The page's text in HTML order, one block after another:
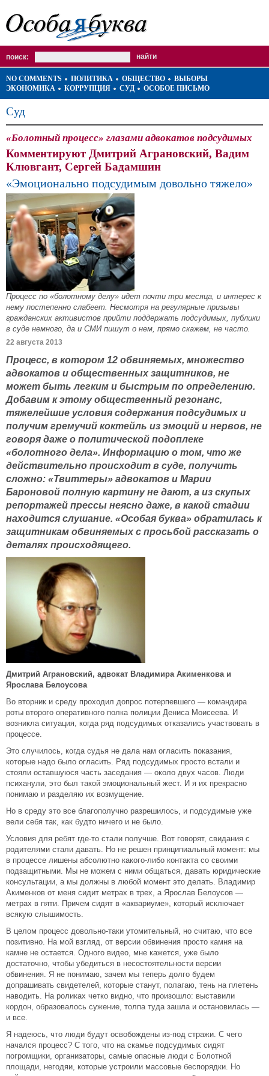
поиск:
NO COMMENTS ПОЛИТИКА ОБЩЕСТВО
ВЫБОРЫ
ЭКОНОМИКА
КОРРУПЦИЯ СУД ОСОБОЕ ПИСЬМО
Суд
«Болотный процесс» глазами адвокатов подсудимых
Комментируют Дмитрий Аграновский, Вадим
Клювгант, Сергей Бадамшин
«Эмоционально подсудимым довольно тяжело»
Процесс по «болотному делу» идет почти три месяца, и интерес к
нему постепенно слабеет. Несмотря на регулярные призывы
гражданских активистов прийти поддержать подсудимых, публики
в суде немного, да и СМИ пишут о нем, прямо скажем, не часто.
22 августа 2013
Процесс, в котором 12 обвиняемых, множество
адвокатов и общественных защитников, не
может быть легким и быстрым по определению.
Добавим к этому общественный резонанс,
тяжелейшие условия содержания подсудимых и
получим гремучий коктейль из эмоций и нервов, не
говоря даже о политической подоплеке
«болотного дела». Информацию о том, что же
действительно происходит в суде, получить
сложно: «Твиттеры» адвокатов и Марии
Бароновой полную картину не дают, а из скупых
репортажей прессы неясно даже, в какой стадии
находится слушание. «Особая буква» обратилась к
защитникам обвиняемых с просьбой рассказать о
деталях происходящего.
Дмитрий Аграновский, адвокат Владимира Акименкова и
Ярослава Белоусова
Во вторник и среду проходил допрос потерпевшего — командира
роты второго оперативного полка полиции Дениса Моисеева. И
возникла ситуация, когда ряд подсудимых отказались участвовать в
процессе.
Это случилось, когда судья не дала нам огласить показания,
которые надо было огласить. Ряд подсудимых просто встали и
стояли оставшуюся часть заседания — около двух часов. Люди
психанули, это был такой эмоциональный жест. И я их прекрасно
понимаю и разделяю их возмущение.
Но в среду это все благополучно разрешилось, и подсудимые уже
вели себя так, как будто ничего и не было.
Условия для ребят где-то стали получше. Вот говорят, свидания с
родителями стали давать. Но не решен принципиальный момент: мы
в процессе лишены абсолютно какого-либо контакта со своими
подзащитными. Мы не можем с ними общаться, давать юридические
консультации, а мы должны в любой момент это делать. Владимир
Акименков от меня сидит метрах в трех, а Ярослав Белоусов —
метрах в пяти. Причем сидят в «аквариуме», который исключает
всякую слышимость.
В целом процесс довольно-таки утомительный, но считаю, что все
позитивно. На мой взгляд, от версии обвинения просто камня на
камне не остается. Одного видео, мне кажется, уже было
достаточно, чтобы убедиться в несостоятельности версии
обвинения. Я не понимаю, зачем мы теперь долго будем
допрашивать свидетелей, которые станут, полагаю, тень на плетень
наводить. На роликах четко видно, что произошло: выставили
кордон, образовалось сужение, толпа туда зашла и остановилась —
и все.
Я надеюсь, что люди будут освобождены из-под стражи. С чего
начался процесс? С того, что на скамье подсудимых сидят
погромщики, организаторы, самые опасные люди с Болотной
площади, негодяи, которые устроили массовые беспорядки. Но